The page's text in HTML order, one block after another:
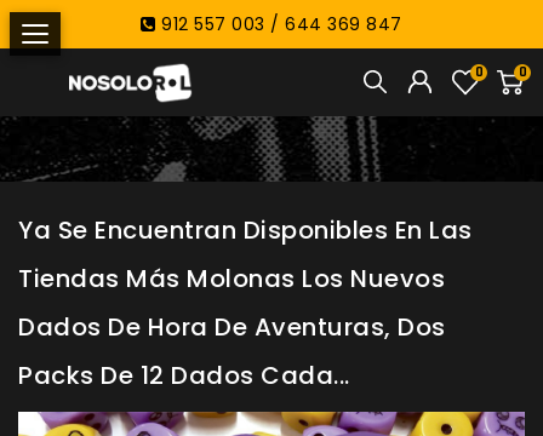
912 557 003 / 644 369 847
0
0
Ya Se Encuentran Disponibles En Las
Tiendas Más Molonas Los Nuevos
Dados De Hora De Aventuras, Dos
Packs De 12 Dados Cada...